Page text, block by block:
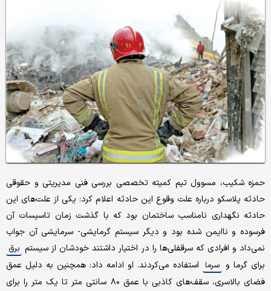
حمزه شکیب، مسوول تیم کمیته تخصصی بررسی فنی مدیریتی و حقوقی
حادثه پلاسکو درباره علت وقوع این حادثه اعلام کرد: یکی از علت‌های این
حادثه نگهداری نامناسب ساختمان بود که با گذشت زمان تاسیسات آن
فرسوده و ناایمن شده بود و دیگر سیستم گرمایشی- سرمایشی آن جواب
نمی‌داد و افرادی که سرقفلی‌ها را در اختیار داشتند خودشان از سیستم برق
برای گرما و سرما استفاده می‌کردند. او ادامه داد: همچنین به دلیل عمق
فضای بالاسری، سقف‌های کاذبی با عمق ۸۰ سانتی متر تا یک متر را برای